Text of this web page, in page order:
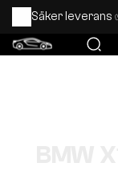
leverans ✅